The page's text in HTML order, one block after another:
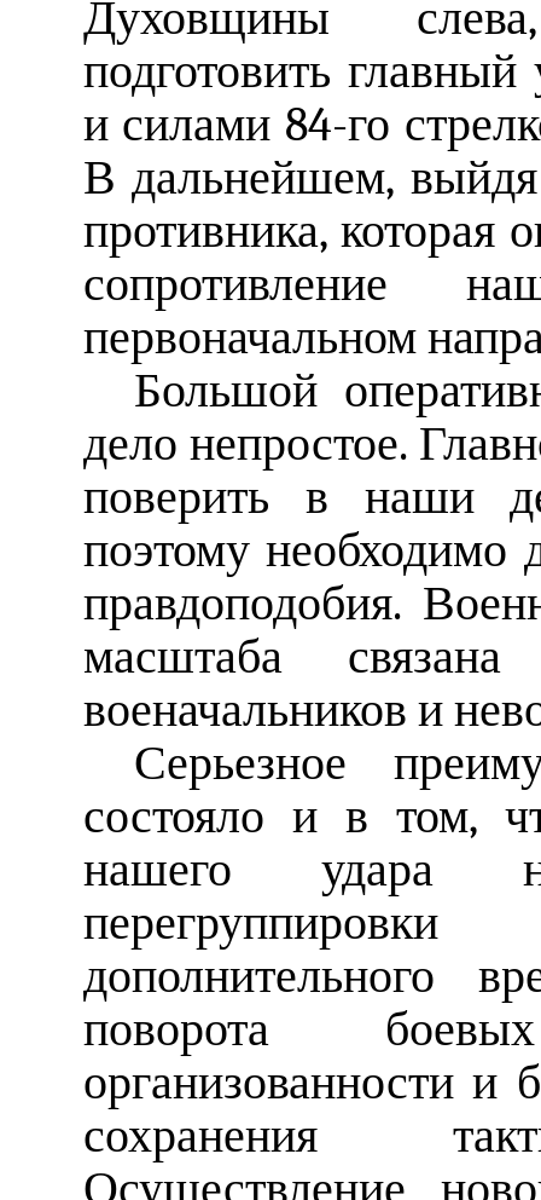
Духовщины
подготовить
и силами 84-го
В дальнейшем,
противника, которая
сопротивление
первоначальном
Большой
дело непростое.
поверить в наши
поэтому необходимо
правдоподобия.
масштаба
военачальников и
Серьезное
состояло и в том,
нашего удара
дополнительного
поворота
организованности и
сохранения